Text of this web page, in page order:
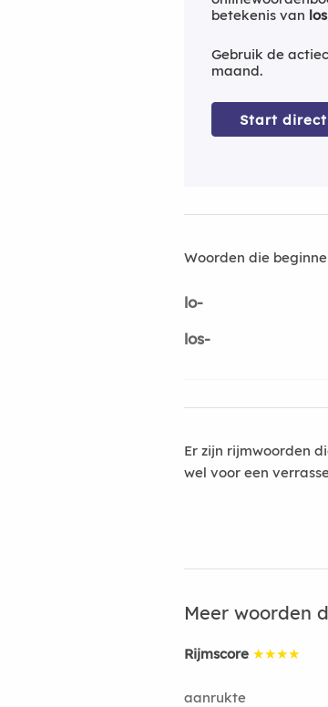
betekenis van
Gebruik de
maand.
Start direct
Woorden die
lo-
los-
Er zijn rijmwoorden
wel voor een
Meer woorden
Rijmscore ★★★★
aanrukte